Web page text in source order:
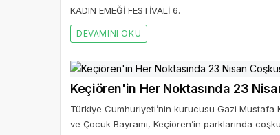
KADIN EMEĞİ FESTİVALİ 6.
DEVAMINI OKU
Keçiören'in Her Noktasında 23
Türkiye Cumhuriyeti’nin kurucusu Gazi
ve Çocuk Bayramı, Keçiören’in parklarında